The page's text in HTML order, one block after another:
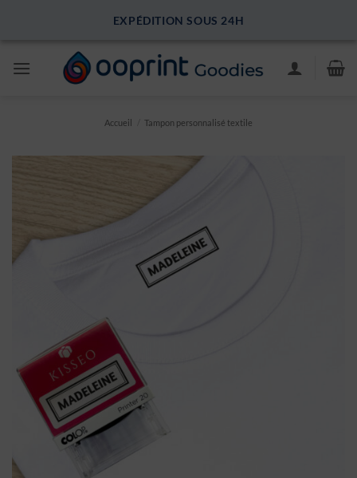
EXPÉDITION SOUS 24H
Accueil Tampon personnalisé textile